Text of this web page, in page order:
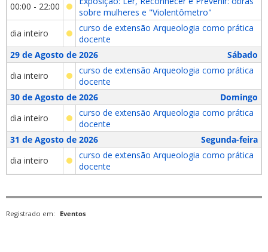
00:00 - 22:00
sobre mulheres e "Violentômetro"
dia inteiro
curso de extensão Arqueologia como prática
docente
29 de Agosto de 2026
Sábado
dia inteiro
curso de extensão Arqueologia como prática
docente
30 de Agosto de 2026
Domingo
dia inteiro
curso de extensão Arqueologia como prática
docente
31 de Agosto de 2026
Segunda-feira
dia inteiro
curso de extensão Arqueologia como prática
docente
Registrado em: Eventos